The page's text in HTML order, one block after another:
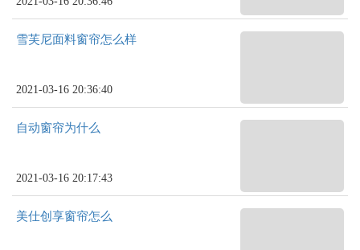
雪芙尼面料窗帘怎么样
2021-03-16 20:36:40
自动窗帘为什么
2021-03-16 20:17:43
美仕创享窗帘怎么